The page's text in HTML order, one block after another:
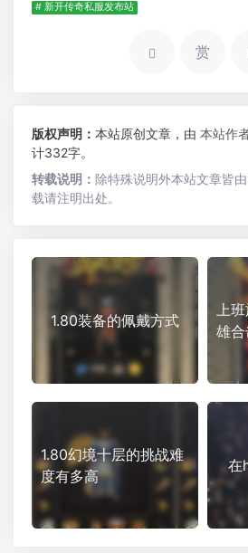
# 新开传奇私服发布站
赏
版权声明： 本站原创文章，由 本站作
计332字。
转载说明： 除特殊说明外本站文章皆
载请注明出处。
1.80装备的佩戴方式
上
雄
1.80幻境十层的挑战难
度有多高
在